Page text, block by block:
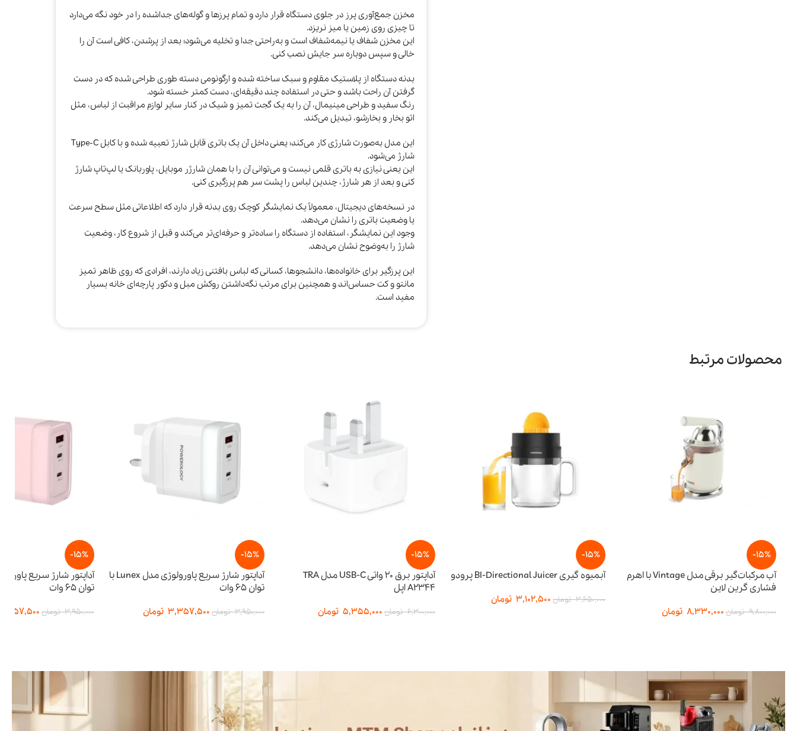
مخزن جمع‌آوری پرز در جلوی دستگاه قرار دارد و تمام پرزها و گوله‌های جداشده را در خود نگه می‌دارد
تا چیزی روی زمین یا میز نریزد.
این مخزن شفاف یا نیمه‌شفاف است و به‌راحتی جدا و تخلیه می‌شود؛ بعد از پرشدن، کافی است آن را
خالی و سپس دوباره سر جایش نصب کنی.
بدنه دستگاه از پلاستیک مقاوم و سبک ساخته شده و ارگونومی دسته طوری طراحی شده که در دست
گرفتن آن راحت باشد و حتی در استفاده چند دقیقه‌ای، دست کمتر خسته شود.
رنگ سفید و طراحی مینیمال، آن را به یک گجت تمیز و شیک در کنار سایر لوازم مراقبت از لباس، مثل
اتو بخار و بخارشو، تبدیل می‌کند.
این مدل به‌صورت شارژی کار می‌کند؛ یعنی داخل آن یک باتری قابل شارژ تعبیه شده و با کابل Type‑C
شارژ می‌شود.
این یعنی نیازی به باتری قلمی نیست و می‌توانی آن را با همان شارژر موبایل، پاوربانک یا لپ‌تاپ شارژ
کنی و بعد از هر شارژ، چندین لباس را پشت سر هم پرزگیری کنی.
در نسخه‌های دیجیتال، معمولاً یک نمایشگر کوچک روی بدنه قرار دارد که اطلاعاتی مثل سطح سرعت
یا وضعیت باتری را نشان می‌دهد.
وجود این نمایشگر، استفاده از دستگاه را ساده‌تر و حرفه‌ای‌تر می‌کند و قبل از شروع کار، وضعیت
شارژ را به‌وضوح نشان می‌دهد.
این پرزگیر برای خانواده‌ها، دانشجوها، کسانی که لباس بافتنی زیاد دارند، افرادی که روی ظاهر تمیز
مانتو و کت حساس‌اند و همچنین برای مرتب نگه‌داشتن روکش مبل و دکور پارچه‌ای خانه بسیار
مفید است.
محصولات مرتبط
آب مرکبات‌گیر برقی مدل Vintage با اهرم
تومان
آبمیوه گیری BI-Directional Juicer پرودو
3,102,500 تومان
آداپتور برق 20 واتی USB-C مدل TRA
5,355,000 تومان
آداپتور شارژ سریع پاورولوژی مدل Lunex با
3,950,000
3,357,500 تومان
آداپتور شارژ سریع پاورولوژی مدل Lunex با
3,950,000 تومان 3,357,500 تومان